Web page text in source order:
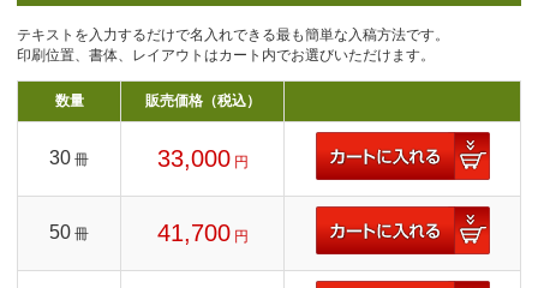
テキストを入力するだけで名入れできる最も簡単な入稿方法です。
印刷位置、書体、レイアウトはカート内でお選びいただけます。
数量 販売価格（税込）
30 冊 33,000 円
50 冊 41,700 円